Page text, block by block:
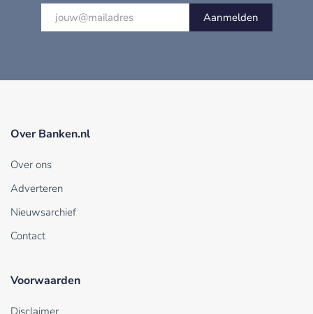
Aanmelden
Over Banken.nl
Over ons
Adverteren
Nieuwsarchief
Contact
Voorwaarden
Disclaimer